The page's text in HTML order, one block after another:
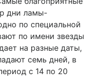
дни ламы-
по специальной
по имени звезды
на разные даты,
семь дней, в
с 14 по 20